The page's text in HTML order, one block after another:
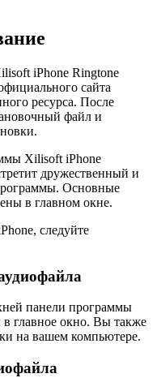
iPhone Ringtone
сайта
ресурса. После
файл и
Xilisoft iPhone
дружественный и
Основные
в главном окне.
следуйте
панели программы
главное окно. Вы также
на вашем компьютере.